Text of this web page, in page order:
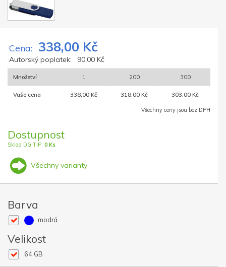
Cena: 338,00 Kč
Autorský poplatek: 90,00 Kč
Množství 1 200 300
Vaše cena 338,00 Kč 318,00 Kč 303,00 Kč
Všechny ceny jsou bez DPH
Dostupnost
Sklad DG TIP: 0 Ks
Všechny varianty
Barva
modrá
Velikost
64 GB